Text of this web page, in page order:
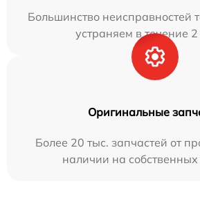
Большинство неисправностей
устраняем в течение 2
Оригинальные
Более 20 тыс. запчастей от
наличии на